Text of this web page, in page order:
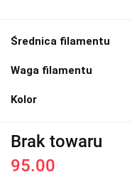
Średnica filamentu
Waga filamentu
Kolor
Brak towaru
95.00